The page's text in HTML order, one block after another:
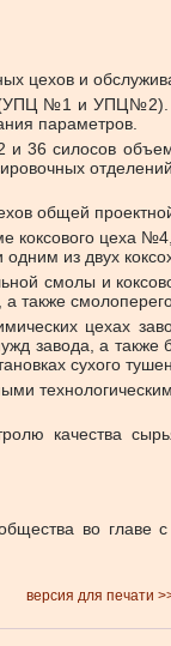
цехов и
№1 и УПЦ№2).
параметров.
и 36 силосов
общей
цеха
из двух
смолы и
а также
цехах
завода, а
сухого
качества
во
версия для печати